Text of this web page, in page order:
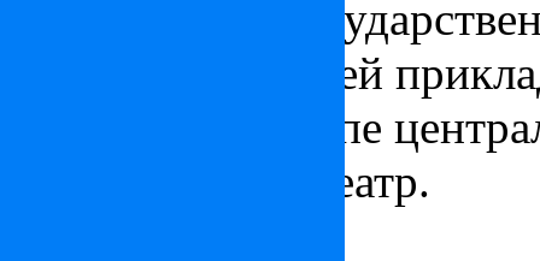
Университет,
знаменитый Музей
красивый в Европе
Национальный театр.